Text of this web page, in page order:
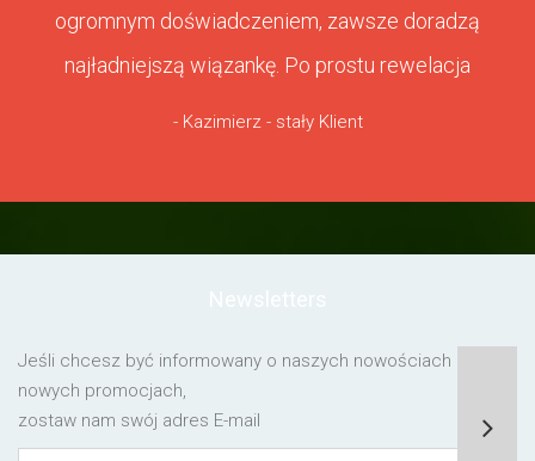
ogromnym doświadczeniem, zawsze doradzą
najładniejszą wiązankę. Po prostu rewelacja
- Kazimierz - stały Klient
Jeśli chcesz być informowany o naszych nowościach lub o
nowych promocjach,
zostaw nam swój adres E-mail